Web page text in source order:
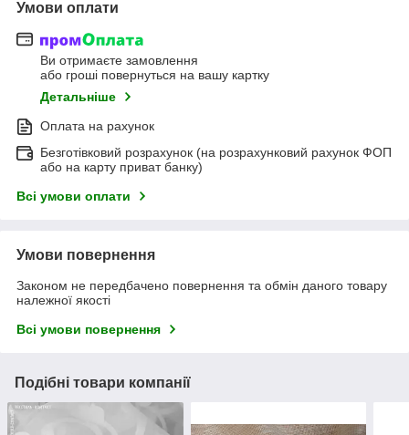
Умови оплати
Ви отримаєте замовлення
або гроші повернуться на вашу картку
Детальніше
Оплата на рахунок
Безготівковий розрахунок (на розрахунковий рахунок ФОП
або на карту приват банку)
Всі умови оплати
Умови повернення
Законом не передбачено повернення та обмін даного товару
належної якості
Всі умови повернення
Подібні товари компанії